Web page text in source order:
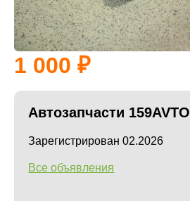
1 000
Автозапчасти 159AVTO
Зарегистрирован 02.2026
Все объявления